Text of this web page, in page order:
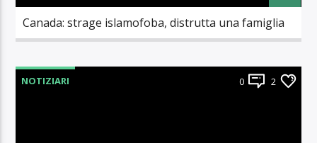
Canada: strage islamofoba, distrutta una famiglia
NOTIZIARI 0 2